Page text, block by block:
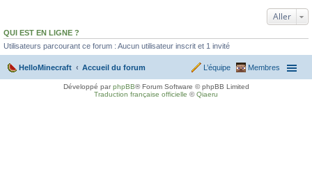
Aller
QUI EST EN LIGNE ?
Utilisateurs parcourant ce forum : Aucun utilisateur inscrit et 1 invité
HelloMinecraft Accueil du forum Membres
L’équipe
Développé parphpBB® Forum Software © phpBB Limited
Traduction française officielle ©Qiaeru